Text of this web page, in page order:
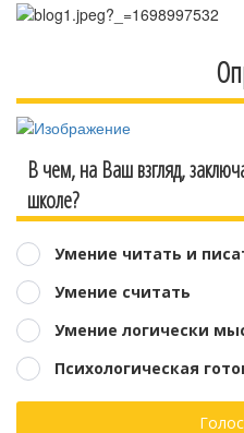
В чем, на Ваш взгляд,
школе?
Умение читать и
Умение считать
Умение логически
Психологическая